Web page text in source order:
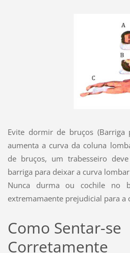
Evite dormir de bruços (Barriga
aumenta a curva da coluna
de bruços, um trabesseiro
barriga para deixar a curva
Nunca durma ou cochile
extremamaente prejudicial para a
Como Sentar-se
Corretamente